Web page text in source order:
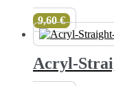
9,60€
Acryl-